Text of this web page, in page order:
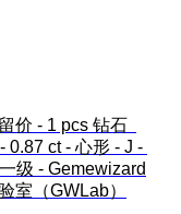
价 - 1 pcs 钻石
0.87 ct - 心形 - J -
级 - Gemewizard
室（GWLab）